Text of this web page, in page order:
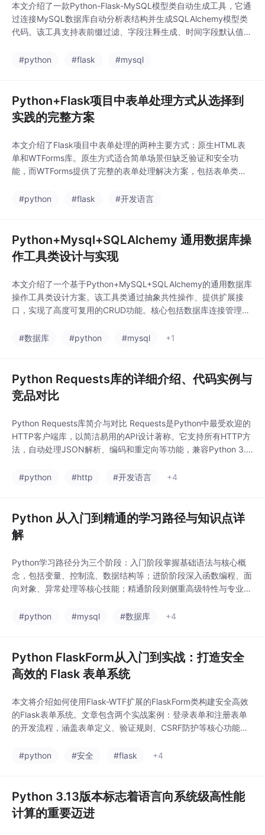
本文介绍了一款Python-Flask-MySQL模型类自动生成工具，它通
过连接MySQL数据库自动分析表结构并生成SQLAlchemy模型类
代码。该工具支持表前缀过滤、字段注释生成、时间字段默认值设
数据库连接与表结构读取、类型转换、外键关系处理等，能大幅减
#python #flask #mysql
Python+Flask项目中表单处理方式从选择到
实践的完整方案
本文介绍了Flask项目中表单处理的两种主要方式：原生HTML表
单和WTForms库。原生方式适合简单场景但缺乏验证和安全功
能，而WTForms提供了完整的表单处理解决方案，包括表单类定
的安装配置、表单类定义方法、视图函数中的验证处理以及模板渲
#python #flask #开发语言
Python+Mysql+SQLAlchemy 通用数据库操
作工具类设计与实现
本文介绍了一个基于Python+MySQL+SQLAlchemy的通用数据库
操作工具类设计方案。该工具类通过抽象共性操作、提供扩展接
口，实现了高度可复用的CRUD功能。核心包括数据库连接管理器
务管理、线程安全等特性。设计上采用分层架构，将基础功能与业
#数据库 #python #mysql +1
Python Requests库的详细介绍、代码实例与
竞品对比
Python Requests库简介与对比 Requests是Python中最受欢迎的
HTTP客户端库，以简洁易用的API设计著称。它支持所有HTTP方
法，自动处理JSON解析、编码和重定向等功能，兼容Python 3.7
递和自定义请求头 Cookies和会话管理 文件上传下载 超时设置与
#python #http #开发语言 +4
Python 从入门到精通的学习路径与知识点详
解
Python学习路径分为三个阶段：入门阶段掌握基础语法与核心概
念，包括变量、控制流、数据结构等；进阶阶段深入函数编程、面
向对象、异常处理等核心技能；精通阶段则侧重高级特性与专业应
饰器、正则表达式等，并强调实践中的注意事项，如内存管理、编
#python #mysql #数据库 +4
Python FlaskForm从入门到实战：打造安全
高效的 Flask 表单系统
本文将介绍如何使用Flask-WTF扩展的FlaskForm类构建安全高效
的Flask表单系统。文章包含两个实战案例：登录表单和注册表单
的开发流程，涵盖表单定义、验证规则、CSRF防护等核心功能。
提供密码加密、批量渲染等进阶技巧，帮助开发者快速实现可复用
#python #安全 #flask +4
Python 3.13版本标志着语言向系统级高性能
计算的重要迈进